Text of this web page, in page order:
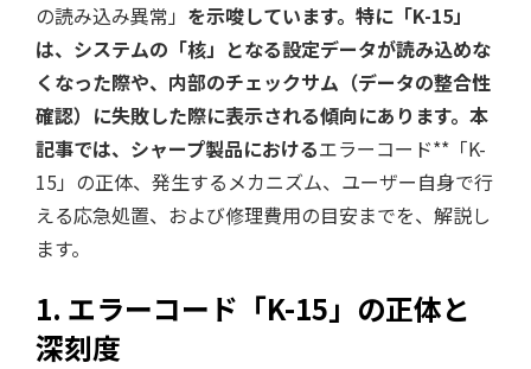
の読み込み異常」 を示唆しています。特に「K-15」
は、システムの「核」となる設定データが読み込めな
くなった際や、内部のチェックサム（データの整合性
確認）に失敗した際に表示される傾向にあります。本
記事では、シャープ製品におけるエラーコード**「K-
15」の正体、発生するメカニズム、ユーザー自身で行
える応急処置、および修理費用の目安までを、解説し
ます。
1. エラーコード「K-15」の正体と
深刻度